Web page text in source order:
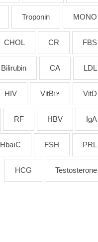
MONO
Troponin
FBS
CR
CHOL
LDL
CA
Bilirubin
VitD
VitB12
HIV
IgA
HBV
RF
PRL
FSH
Hba1C
Testosterone
HCG